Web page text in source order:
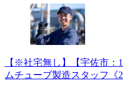
【※社宅無し】【宇佐市：
ムチューブ製造スタッフ《2